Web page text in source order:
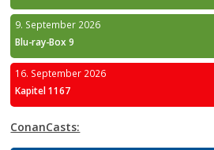
9. September 2026
Blu-ray-Box 9
16. September 2026
Kapitel 1167
ConanCasts: